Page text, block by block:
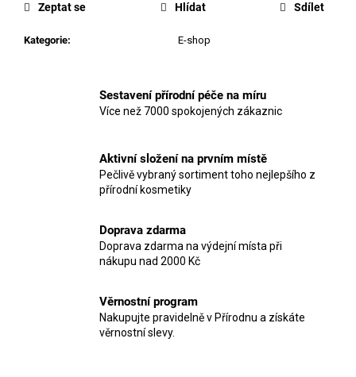
Kategorie: E-shop
Zeptat se Hlídat Sdílet
Sestavení přírodní péče na míru
Více než 7000 spokojených zákaznic
Aktivní složení na prvním místě
Pečlivě vybraný sortiment toho nejlepšího z
přírodní kosmetiky
Doprava zdarma
Doprava zdarma na výdejní místa při
nákupu nad 2000 Kč
Věrnostní program
Nakupujte pravidelně v Přírodnu a získáte
věrnostní slevy.